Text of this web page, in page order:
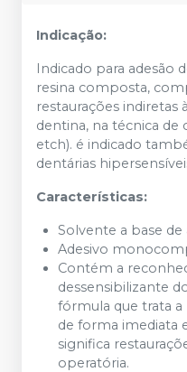
Indicação:
Indicado para adesão
resina composta,
restaurações indiretas
dentina, na técnica
etch). é indicado
dentárias
Características:
Solvente a base de
Adesivo
Contém a
dessensibilizante
fórmula que trata a
de forma imediata
significa
operatória.